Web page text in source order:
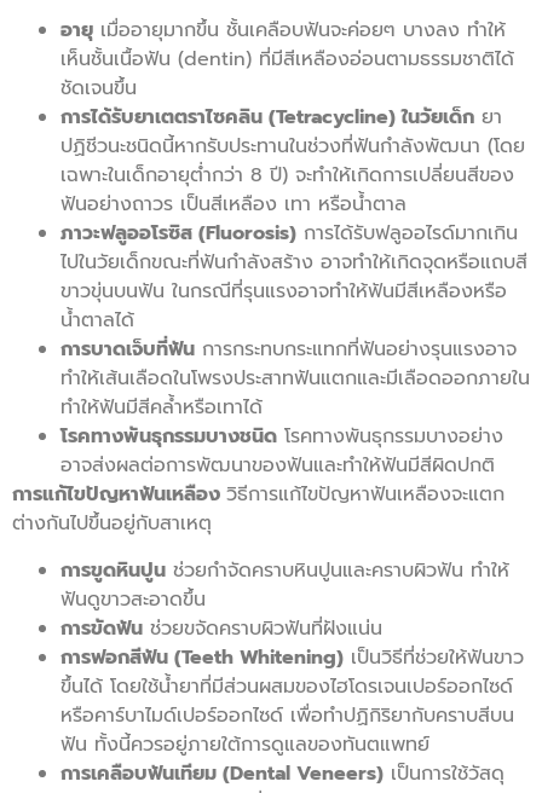
อายุ เมื่ออายุมากขึ้น ชั้นเคลือบฟันจะค่อยๆ บางลง ทำให้
เห็นชั้นเนื้อฟัน (dentin) ที่มีสีเหลืองอ่อนตามธรรมชาติได้
ชัดเจนขึ้น
การได้รับยาเตตราไซคลิน (Tetracycline) ในวัยเด็ก ยา
ปฏิชีวนะชนิดนี้หากรับประทานในช่วงที่ฟันกำลังพัฒนา (โดย
เฉพาะในเด็กอายุต่ำกว่า 8 ปี) จะทำให้เกิดการเปลี่ยนสีของ
ฟันอย่างถาวร เป็นสีเหลือง เทา หรือน้ำตาล
ภาวะฟลูออโรซิส (Fluorosis) การได้รับฟลูออไรด์มากเกิน
ไปในวัยเด็กขณะที่ฟันกำลังสร้าง อาจทำให้เกิดจุดหรือแถบสี
ขาวขุ่นบนฟัน ในกรณีที่รุนแรงอาจทำให้ฟันมีสีเหลืองหรือ
น้ำตาลได้
การบาดเจ็บที่ฟัน การกระทบกระแทกที่ฟันอย่างรุนแรงอาจ
ทำให้เส้นเลือดในโพรงประสาทฟันแตกและมีเลือดออกภายใน
ทำให้ฟันมีสีคล้ำหรือเทาได้
โรคทางพันธุกรรมบางชนิด โรคทางพันธุกรรมบางอย่าง
อาจส่งผลต่อการพัฒนาของฟันและทำให้ฟันมีสีผิดปกติ
การแก้ไขปัญหาฟันเหลือง วิธีการแก้ไขปัญหาฟันเหลืองจะแตก
ต่างกันไปขึ้นอยู่กับสาเหตุ
การขูดหินปูน ช่วยกำจัดคราบหินปูนและคราบผิวฟัน ทำให้
ฟันดูขาวสะอาดขึ้น
การขัดฟัน ช่วยขจัดคราบผิวฟันที่ฝังแน่น
การฟอกสีฟัน (Teeth Whitening) เป็นวิธีที่ช่วยให้ฟันขาว
ขึ้นได้ โดยใช้น้ำยาที่มีส่วนผสมของไฮโดรเจนเปอร์ออกไซด์
หรือคาร์บาไมด์เปอร์ออกไซด์ เพื่อทำปฏิกิริยากับคราบสีบน
ฟัน ทั้งนี้ควรอยู่ภายใต้การดูแลของทันตแพทย์
การเคลือบฟันเทียม (Dental Veneers) เป็นการใช้วัสดุ